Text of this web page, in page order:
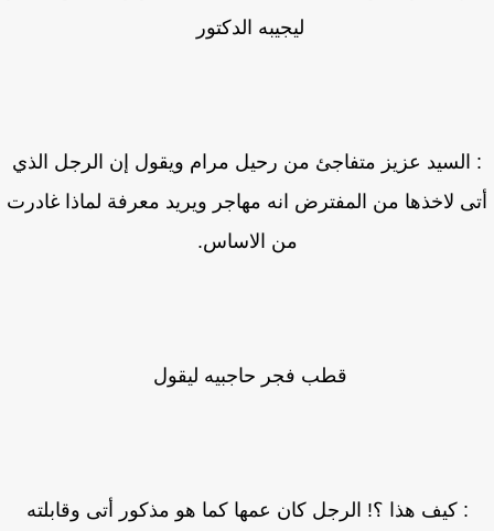
ليجيبه الدكتور
عزيز متفاجئ من رحيل مرام ويقول إن الرجل الذي
لاخذها من المفترض انه مهاجر ويريد معرفة لماذا غادرت
من الاساس.
قطب فجر حاجبيه ليقول
: كيف هذا ؟! الرجل كان عمها كما هو مذكور أتى وقابلته